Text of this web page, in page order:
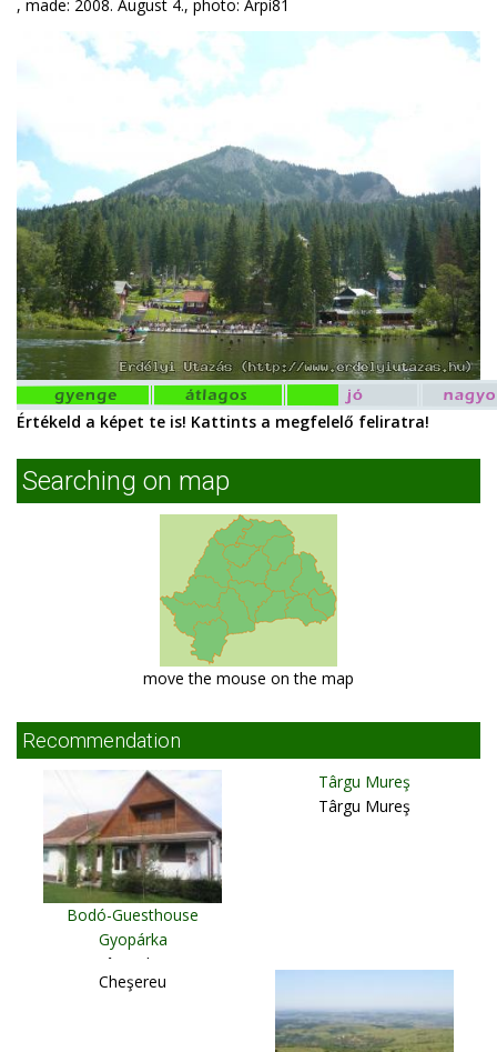
, made: 2008. August 4., photo: Arpi81
Értékeld a képet te is! Kattints a megfelelő feliratra!
Searching on map
move the mouse on the map
Recommendation
Bodó-Guesthouse
Gyopárka
Sântimbru
Târgu Mureş
Târgu Mureş
Cheşereu